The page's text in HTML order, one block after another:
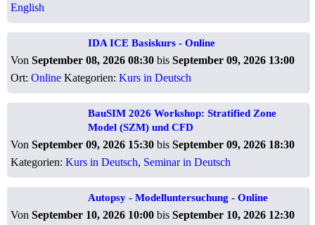
English
IDA ICE Basiskurs - Online
VonSeptember 08, 2026 08:30 bisSeptember 09, 2026 13:00
Ort:Online Kategorien:Kurs in Deutsch
BauSIM 2026 Workshop: Stratified Zone
Model (SZM) und CFD
VonSeptember 09, 2026 15:30 bisSeptember 09, 2026 18:30
Kategorien:Kurs in Deutsch, Seminar in Deutsch
Autopsy - Modelluntersuchung - Online
VonSeptember 10, 2026 10:00 bisSeptember 10, 2026 12:30